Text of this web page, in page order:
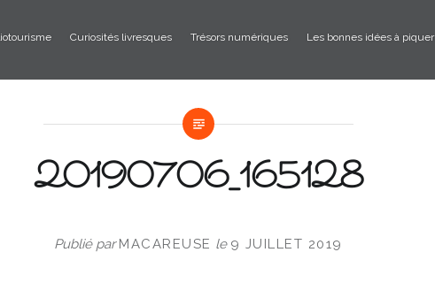
Curiosités livresques Trésors numériques Les bonnes idées à piquer
20190706_165128
Publié parMACAREUSE le 9 JUILLET 2019